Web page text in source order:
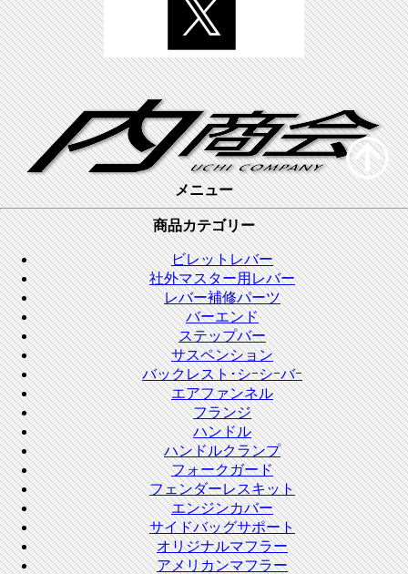
メニュー
商品カテゴリー
ビレットレバー
社外マスター用レバー
レバー補修パーツ
バーエンド
ステップバー
サスペンション
バックレスト･シｰシｰバｰ
エアファンネル
フランジ
ハンドル
ハンドルクランプ
フォークガード
フェンダーレスキット
エンジンカバー
サイドバッグサポート
オリジナルマフラー
アメリカンマフラー